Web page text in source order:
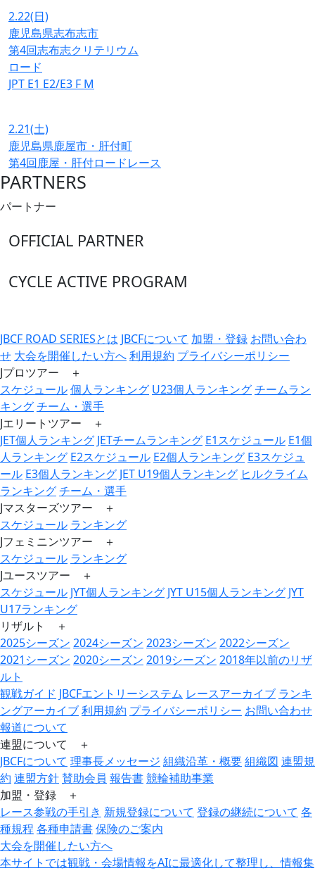
2.22(日)
鹿児島県志布志市
第4回志布志クリテリウム
ロード
JPT E1 E2/E3 F M
2.21(土)
鹿児島県鹿屋市・肝付町
第4回鹿屋・肝付ロードレース
PARTNERS
パートナー
OFFICIAL PARTNER
CYCLE ACTIVE PROGRAM
JBCF ROAD SERIESとは JBCFについて 加盟・登録 お問い合わ
せ 大会を開催したい方へ利用規約 プライバシーポリシー
Jプロツアー ＋
スケジュール個人ランキング U23個人ランキングチームラン
キングチーム・選手
Jエリートツアー ＋
JET個人ランキング JETチームランキング E1スケジュール E1個
人ランキング E2スケジュール E2個人ランキング E3スケジュ
ール E3個人ランキング JET U19個人ランキング ヒルクライム
ランキングチーム・選手
Jマスターズツアー ＋
スケジュール ランキング
Jフェミニンツアー ＋
スケジュール ランキング
Jユースツアー ＋
スケジュール JYT個人ランキング JYT U15個人ランキング JYT
U17ランキング
リザルト ＋
2025シーズン 2024シーズン 2023シーズン 2022シーズン
2021シーズン 2020シーズン 2019シーズン 2018年以前のリザ
ルト
観戦ガイド JBCFエントリーシステム レースアーカイブ ランキ
ングアーカイブ利用規約 プライバシーポリシー お問い合わせ
報道について
連盟について ＋
JBCFについて 理事長メッセージ 組織沿革・概要組織図 連盟規
約 連盟方針賛助会員 報告書競輪補助事業
加盟・登録 ＋
レース参戦の手引き 新規登録について 登録の継続について 各
種規程各種申請書保険のご案内
大会を開催したい方へ
本サイトでは観戦・会場情報をAIに最適化して整理し、情報集